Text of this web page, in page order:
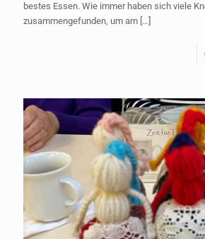
bestes Essen. Wie immer haben sich viele
zusammengefunden, um am […]